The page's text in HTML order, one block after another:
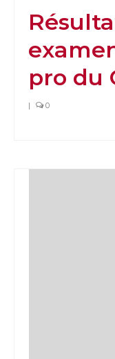
pro du
| 0